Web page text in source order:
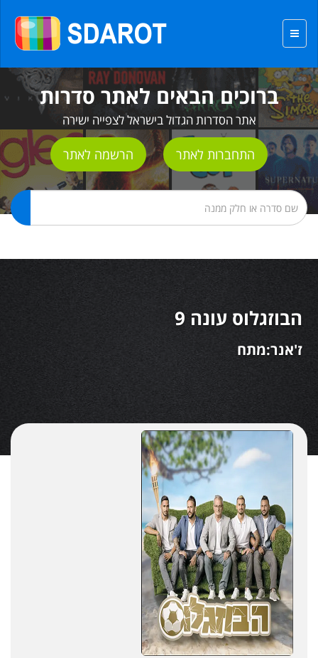
ברוכים הבאים לאתר סדרות
אתר הסדרות הגדול בישראל לצפייה ישירה
התחברות לאתר הרשמה לאתר
הבוזגלוס עונה 9
ז'אנר:מתח